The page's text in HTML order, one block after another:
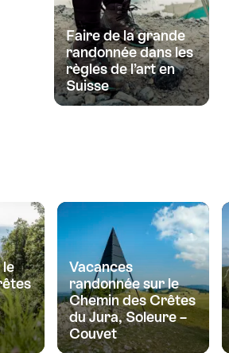
Faire de la grande
randonnée dans les
règles de l’art en
Suisse
le
Vacances
randonnée sur le
Chemin des Crêtes
du Jura, Soleure –
Couvet